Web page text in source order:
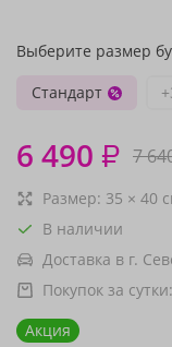
Выберите размер
Стандарт
6 490 ₽ 7
Размер: 35 × 40
В наличии
Доставка в г.
Покупок за сутки:
Акция